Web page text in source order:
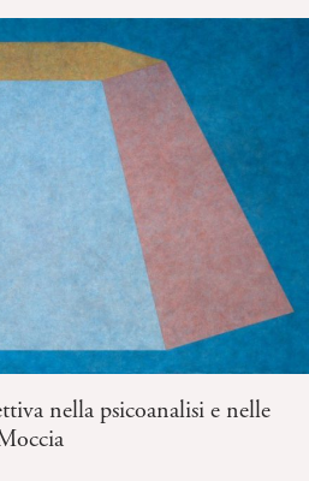
nella psicoanalisi e nelle